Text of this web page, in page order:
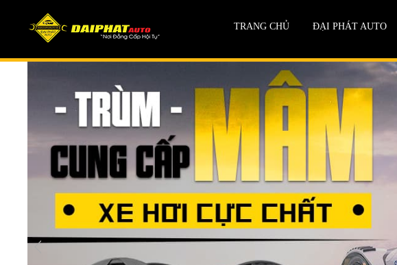
TRANG CHỦ ĐẠI PHÁT AUTO